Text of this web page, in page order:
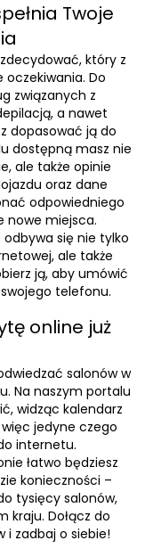
Twoje
który z
oczekiwania. Do
związanych z
a nawet
dopasować ją do
dostępną masz nie
ale także opinie
oraz dane
odpowiedniego
nowe miejsca.
się nie tylko
ale także
ją, aby umówić
telefonu.
online już
salonów w
Na naszym portalu
widząc kalendarz
jedyne czego
internetu.
łatwo będziesz
konieczności –
tysięcy salonów,
kraju. Dołącz do
i zadbaj o siebie!